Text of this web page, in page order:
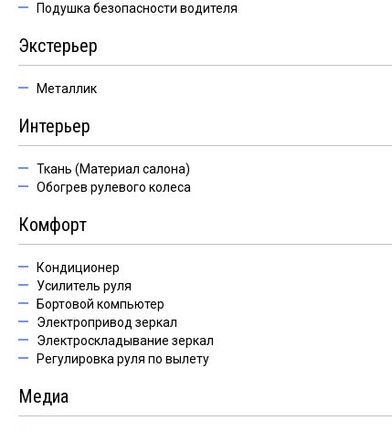
Подушка безопасности водителя
Экстерьер
Металлик
Интерьер
Ткань (Материал салона)
Обогрев рулевого колеса
Комфорт
Кондиционер
Усилитель руля
Бортовой компьютер
Электропривод зеркал
Электроскладывание зеркал
Регулировка руля по вылету
Медиа